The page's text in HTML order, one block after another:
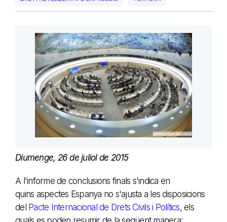
Diumenge, 26 de juliol de 2015
A l'informe de conclusions finals s'indica en
quins aspectes Espanya no s'ajusta a les disposicions
del Pacte Internacional de Drets Civils i Polítics, els